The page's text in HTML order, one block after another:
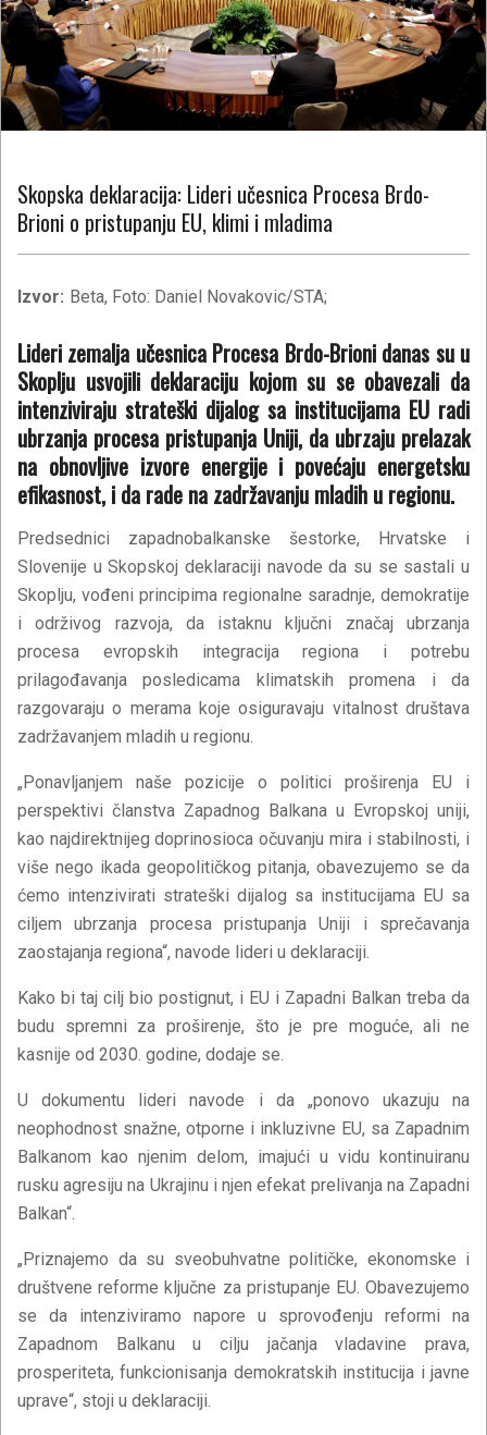
Skopska deklaracija: Lideri učesnica Procesa Brdo-
Brioni o pristupanju EU, klimi i mladima
Izvor: Beta, Foto: Daniel Novakovic/STA;
Lideri zemalja učesnica Procesa Brdo-Brioni danas su u
Skoplju usvojili deklaraciju kojom su se obavezali da
intenziviraju strateški dijalog sa institucijama EU radi
ubrzanja procesa pristupanja Uniji, da ubrzaju prelazak
na obnovljive izvore energije i povećaju energetsku
efikasnost, i da rade na zadržavanju mladih u regionu.
Predsednici zapadnobalkanske šestorke, Hrvatske i
Slovenije u Skopskoj deklaraciji navode da su se sastali u
Skoplju, vođeni principima regionalne saradnje, demokratije
i održivog razvoja, da istaknu ključni značaj ubrzanja
procesa evropskih integracija regiona i potrebu
prilagođavanja posledicama klimatskih promena i da
razgovaraju o merama koje osiguravaju vitalnost društava
zadržavanjem mladih u regionu.
„Ponavljanjem naše pozicije o politici proširenja EU i
perspektivi članstva Zapadnog Balkana u Evropskoj uniji,
kao najdirektnijeg doprinosioca očuvanju mira i stabilnosti, i
više nego ikada geopolitičkog pitanja, obavezujemo se da
ćemo intenzivirati strateški dijalog sa institucijama EU sa
ciljem ubrzanja procesa pristupanja Uniji i sprečavanja
zaostajanja regiona“, navode lideri u deklaraciji.
Kako bi taj cilj bio postignut, i EU i Zapadni Balkan treba da
budu spremni za proširenje, što je pre moguće, ali ne
kasnije od 2030. godine, dodaje se.
U dokumentu lideri navode i da „ponovo ukazuju na
neophodnost snažne, otporne i inkluzivne EU, sa Zapadnim
Balkanom kao njenim delom, imajući u vidu kontinuiranu
rusku agresiju na Ukrajinu i njen efekat prelivanja na Zapadni
Balkan“.
„Priznajemo da su sveobuhvatne političke, ekonomske i
društvene reforme ključne za pristupanje EU. Obavezujemo
se da intenziviramo napore u sprovođenju reformi na
Zapadnom Balkanu u cilju jačanja vladavine prava,
prosperiteta, funkcionisanja demokratskih institucija i javne
uprave“, stoji u deklaraciji.